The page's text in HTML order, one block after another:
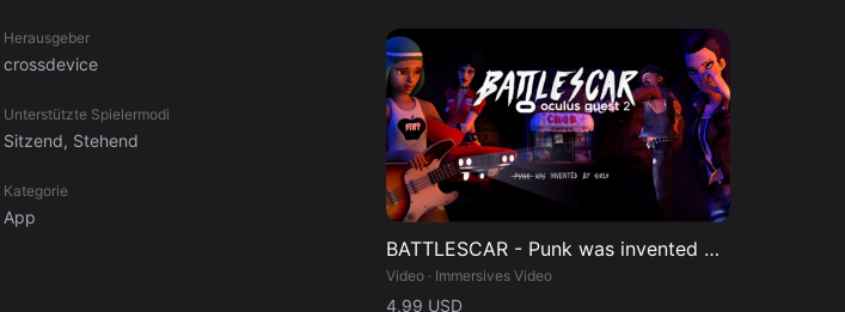
Herausgeber
crossdevice
Unterstützte Spielermodi
Sitzend, Stehend
Kategorie
App
BATTLESCAR - Punk was invented by girls
Video · Immersives Video
4,99 USD